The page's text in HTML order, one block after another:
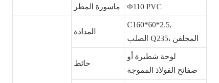
Φ110 PVC
المدادة
C160*60*2.5,
الصلب Q235، المجلفن
لوحة شطيرة أو
صفائح الفولاذ المموجة